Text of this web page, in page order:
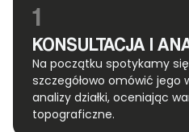
1
KONSULTACJA I
Na początku spotykamy
szczegółowo omówić jego
analizy działki, oceniając
topograficzne.